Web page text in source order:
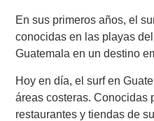
En sus primeros años, el
conocidas en las playas
Guatemala en un destino
Hoy en día, el surf en
áreas costeras. Conocidas
restaurantes y tiendas de